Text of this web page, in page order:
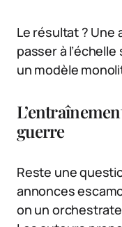
Le résultat ?
passer à
un modèle
guerre
Reste une
annonces
on un